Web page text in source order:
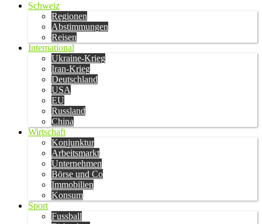
Schweiz
Regionen
Abstimmungen
Reisen
International
Ukraine-Krieg
Iran-Krieg
Deutschland
USA
EU
Russland
China
Wirtschaft
Konjunktur
Arbeitsmarkt
Unternehmen
Börse und Co
Immobilien
Konsum
Sport
Fussball